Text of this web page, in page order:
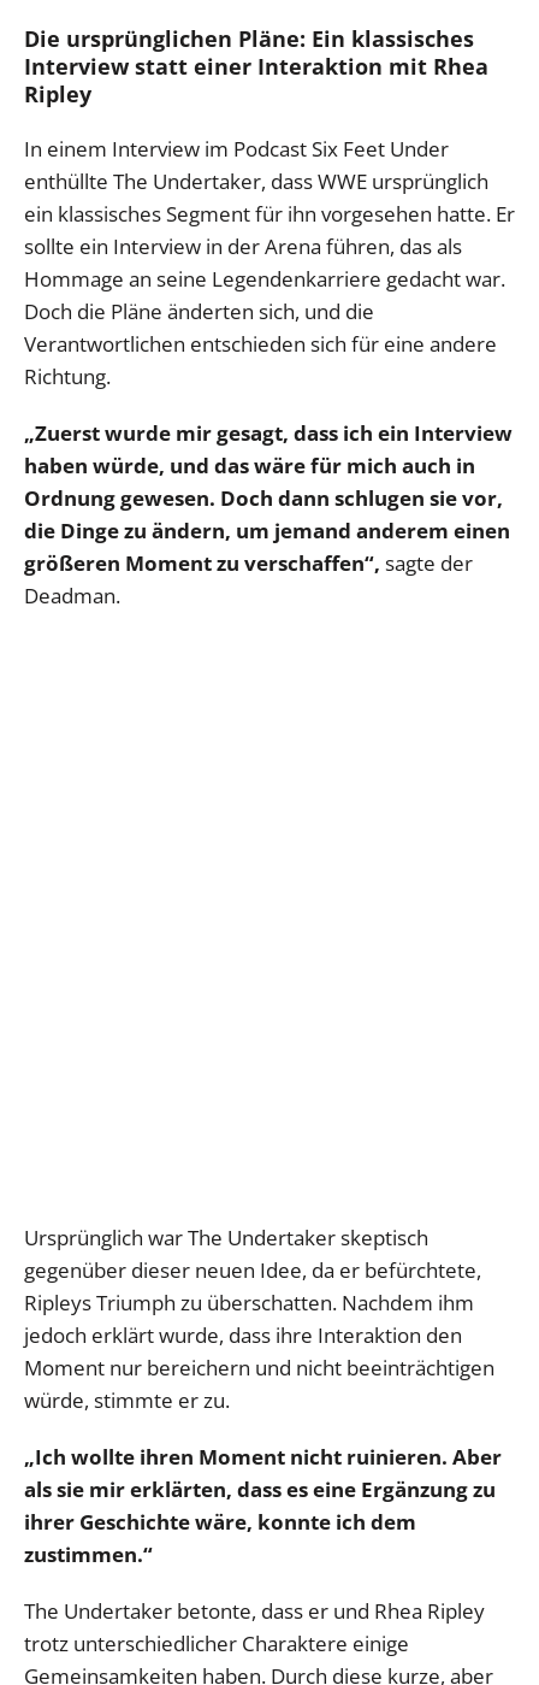
Die ursprünglichen Pläne: Ein klassisches
Interview statt einer Interaktion mit Rhea
Ripley
In einem Interview im Podcast Six Feet Under
enthüllte The Undertaker, dass WWE ursprünglich
ein klassisches Segment für ihn vorgesehen hatte. Er
sollte ein Interview in der Arena führen, das als
Hommage an seine Legendenkarriere gedacht war.
Doch die Pläne änderten sich, und die
Verantwortlichen entschieden sich für eine andere
Richtung.
„Zuerst wurde mir gesagt, dass ich ein Interview
haben würde, und das wäre für mich auch in
Ordnung gewesen. Doch dann schlugen sie vor,
die Dinge zu ändern, um jemand anderem einen
größeren Moment zu verschaffen“, sagte der
Deadman.
Ursprünglich war The Undertaker skeptisch
gegenüber dieser neuen Idee, da er befürchtete,
Ripleys Triumph zu überschatten. Nachdem ihm
jedoch erklärt wurde, dass ihre Interaktion den
Moment nur bereichern und nicht beeinträchtigen
würde, stimmte er zu.
„Ich wollte ihren Moment nicht ruinieren. Aber
als sie mir erklärten, dass es eine Ergänzung zu
ihrer Geschichte wäre, konnte ich dem
zustimmen.“
The Undertaker betonte, dass er und Rhea Ripley
trotz unterschiedlicher Charaktere einige
Gemeinsamkeiten haben. Durch diese kurze, aber